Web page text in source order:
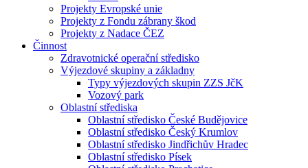
Projekty Evropské unie
Projekty z Fondu zábrany škod
Projekty z Nadace ČEZ
Činnost
Zdravotnické operační středisko
Výjezdové skupiny a základny
Typy výjezdových skupin ZZS JčK
Vozový park
Oblastní střediska
Oblastní středisko České Budějovice
Oblastní středisko Český Krumlov
Oblastní středisko Jindřichův Hradec
Oblastní středisko Písek